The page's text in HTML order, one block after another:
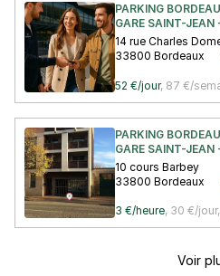
PARKING
GARE SAINT-JEAN
14 rue Charles
33800 Bordeaux
52 €/jour, 87 €/
PARKING
GARE SAINT-
10 cours Barbey
33800 Bordeaux
3 €/heure, 30 €/jour,
Voir